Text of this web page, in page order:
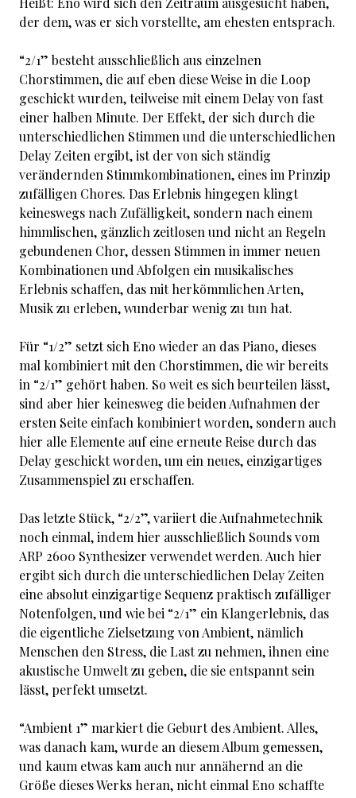
der dem, was er sich vorstellte, am ehesten entsprach.
“2/1” besteht ausschließlich aus einzelnen
Chorstimmen, die auf eben diese Weise in die Loop
geschickt wurden, teilweise mit einem Delay von fast
einer halben Minute. Der Effekt, der sich durch die
unterschiedlichen Stimmen und die unterschiedlichen
Delay Zeiten ergibt, ist der von sich ständig
verändernden Stimmkombinationen, eines im Prinzip
zufälligen Chores. Das Erlebnis hingegen klingt
keineswegs nach Zufälligkeit, sondern nach einem
himmlischen, gänzlich zeitlosen und nicht an Regeln
gebundenen Chor, dessen Stimmen in immer neuen
Kombinationen und Abfolgen ein musikalisches
Erlebnis schaffen, das mit herkömmlichen Arten,
Musik zu erleben, wunderbar wenig zu tun hat.
Für “1/2” setzt sich Eno wieder an das Piano, dieses
mal kombiniert mit den Chorstimmen, die wir bereits
in “2/1” gehört haben. So weit es sich beurteilen lässt,
sind aber hier keinesweg die beiden Aufnahmen der
ersten Seite einfach kombiniert worden, sondern auch
hier alle Elemente auf eine erneute Reise durch das
Delay geschickt worden, um ein neues, einzigartiges
Zusammenspiel zu erschaffen.
Das letzte Stück, “2/2”, variiert die Aufnahmetechnik
noch einmal, indem hier ausschließlich Sounds vom
ARP 2600 Synthesizer verwendet werden. Auch hier
ergibt sich durch die unterschiedlichen Delay Zeiten
eine absolut einzigartige Sequenz praktisch zufälliger
Notenfolgen, und wie bei “2/1” ein Klangerlebnis, das
die eigentliche Zielsetzung von Ambient, nämlich
Menschen den Stress, die Last zu nehmen, ihnen eine
akustische Umwelt zu geben, die sie entspannt sein
lässt, perfekt umsetzt.
“Ambient 1” markiert die Geburt des Ambient. Alles,
was danach kam, wurde an diesem Album gemessen,
und kaum etwas kam auch nur annähernd an die
Größe dieses Werks heran, nicht einmal Eno schaffte